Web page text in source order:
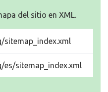
del sitio en XML.
sitemap_index.xml
es/sitemap_index.xml